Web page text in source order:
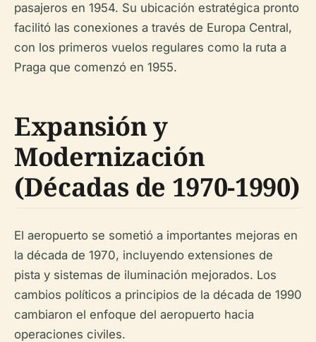
pasajeros en 1954. Su ubicación estratégica pronto
facilitó las conexiones a través de Europa Central,
con los primeros vuelos regulares como la ruta a
Praga que comenzó en 1955.
Expansión y
Modernización
(Décadas de 1970-1990)
El aeropuerto se sometió a importantes mejoras en
la década de 1970, incluyendo extensiones de
pista y sistemas de iluminación mejorados. Los
cambios políticos a principios de la década de 1990
cambiaron el enfoque del aeropuerto hacia
operaciones civiles.